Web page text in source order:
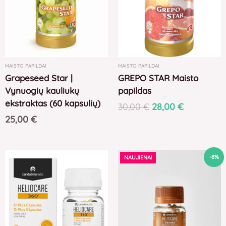
MAISTO PAPILDAI
Grapeseed Star |
Vynuogių kauliukų
ekstraktas (60 kapsulių)
25,00 €
MAISTO PAPILDAI
GREPO STAR Maisto
papildas
30,00€ 28,00 €
-8%
NAUJIENA!Original
price
48,00 €.
Current
44,00 €.